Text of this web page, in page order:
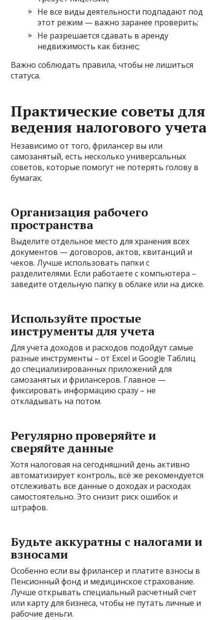
Не все виды деятельности подпадают под
этот режим — важно заранее проверить;
Не разрешается сдавать в аренду
недвижимость как бизнес;
Важно соблюдать правила, чтобы не лишиться
статуса.
Практические советы для
ведения налогового учета
Независимо от того, фрилансер вы или
самозанятый, есть несколько универсальных
советов, которые помогут не потерять голову в
бумагах.
Организация рабочего
пространства
Выделите отдельное место для хранения всех
документов — договоров, актов, квитанций и
чеков. Лучше использовать папки с
разделителями. Если работаете с компьютера –
заведите отдельную папку в облаке или на диске.
Используйте простые
инструменты для учета
Для учета доходов и расходов подойдут самые
разные инструменты – от Excel и Google Таблиц
до специализированных приложений для
самозанятых и фрилансеров. Главное —
фиксировать информацию сразу – не
откладывать на потом.
Регулярно проверяйте и
сверяйте данные
Хотя налоговая на сегодняшний день активно
автоматизирует контроль, всё же рекомендуется
отслеживать все данные о доходах и расходах
самостоятельно. Это снизит риск ошибок и
штрафов.
Будьте аккуратны с налогами и
взносами
Особенно если вы фрилансер и платите взносы в
Пенсионный фонд и медицинское страхование.
Лучше открывать специальный расчетный счет
или карту для бизнеса, чтобы не путать личные и
рабочие деньги.